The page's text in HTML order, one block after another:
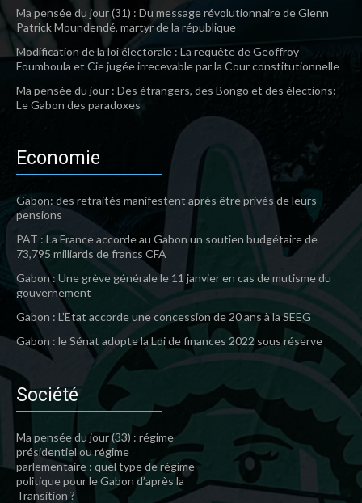
Ma pensée du jour (31) : Du message révolutionnaire de Glenn
Patrick Moundendé, martyr de la république
Modification de la loi électorale : La requête de Geoffroy
Foumboula et Cie jugée irrecevable par la Cour constitutionnelle
Ma pensée du jour : Des étrangers, des Bongo et des élections:
Le Gabon des paradoxes
Economie
Gabon: des retraités manifestent après être privés de leurs
pensions
PAT : La France accorde au Gabon un soutien budgétaire de
73,795 milliards de francs CFA
Gabon : Une grève générale le 11 janvier en cas de mutisme du
gouvernement
Gabon : L’Etat accorde une concession de 20 ans à la SEEG
Gabon : le Sénat adopte la Loi de finances 2022 sous réserve
Société
Ma pensée du jour (33) : régime
présidentiel ou régime
parlementaire : quel type de régime
politique pour le Gabon d’après la
Transition ?